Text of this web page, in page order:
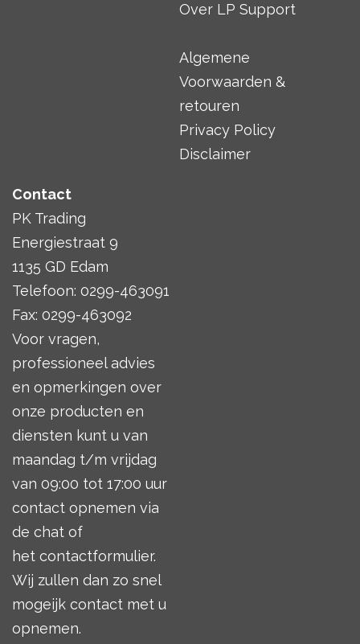
Over LP Support
Algemene
Voorwaarden &
retouren
Privacy Policy
Disclaimer
Contact
PK Trading
Energiestraat 9
1135 GD Edam
Telefoon: 0299-463091
Fax: 0299-463092
Voor vragen,
professioneel advies
en opmerkingen over
onze producten en
diensten kunt u van
maandag t/m vrijdag
van 09:00 tot 17:00 uur
contact opnemen via
de chat of
het contactformulier.
Wij zullen dan zo snel
mogeijk contact met u
opnemen.